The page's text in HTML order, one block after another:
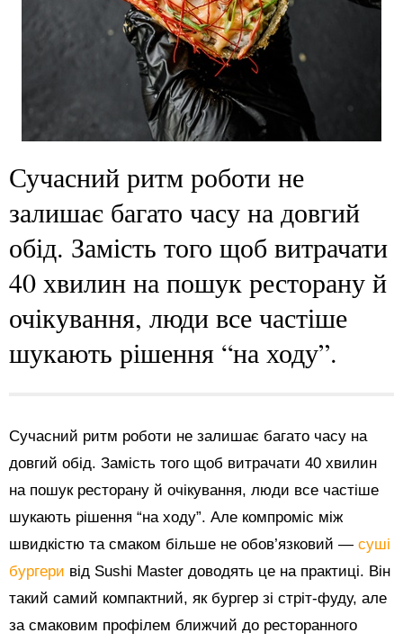
Сучасний ритм роботи не
залишає багато часу на довгий
обід. Замість того щоб витрачати
40 хвилин на пошук ресторану й
очікування, люди все частіше
шукають рішення “на ходу”.
Сучасний ритм роботи не залишає багато часу на
довгий обід. Замість того щоб витрачати 40 хвилин
на пошук ресторану й очікування, люди все частіше
шукають рішення “на ходу”. Але компроміс між
швидкістю та смаком більше не обов’язковий — суші
бургери від Sushi Master доводять це на практиці. Він
такий самий компактний, як бургер зі стріт-фуду, але
за смаковим профілем ближчий до ресторанного